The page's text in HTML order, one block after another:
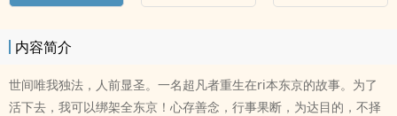
内容简介
世间唯我独法，人前显圣。一名超凡者重生在ri本东京的故事。为了
活下去，我可以绑架全东京！心存善念，行事果断，为达目的，不择